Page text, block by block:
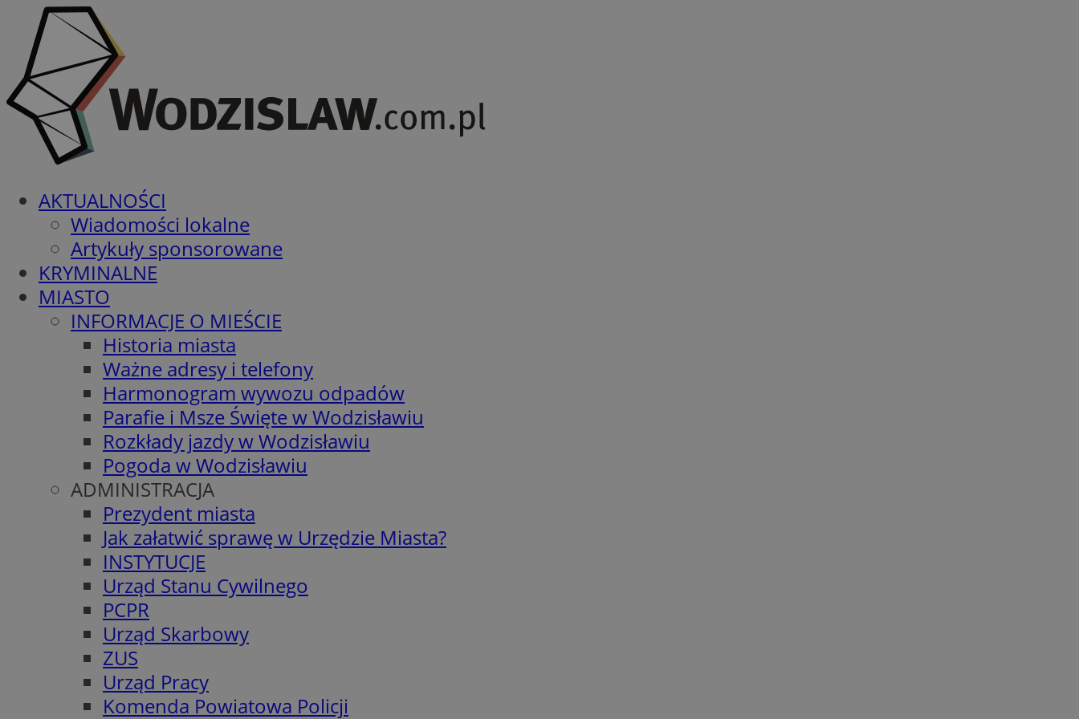
AKTUALNOŚCI
Wiadomości lokalne
Artykuły sponsorowane
KRYMINALNE
MIASTO
INFORMACJE O MIEŚCIE
Historia miasta
Ważne adresy i telefony
Harmonogram wywozu odpadów
Parafie i Msze Święte w Wodzisławiu
Rozkłady jazdy w Wodzisławiu
Pogoda w Wodzisławiu
ADMINISTRACJA
Prezydent miasta
Jak załatwić sprawę w Urzędzie Miasta?
INSTYTUCJE
Urząd Stanu Cywilnego
PCPR
Urząd Skarbowy
ZUS
Urząd Pracy
Komenda Powiatowa Policji